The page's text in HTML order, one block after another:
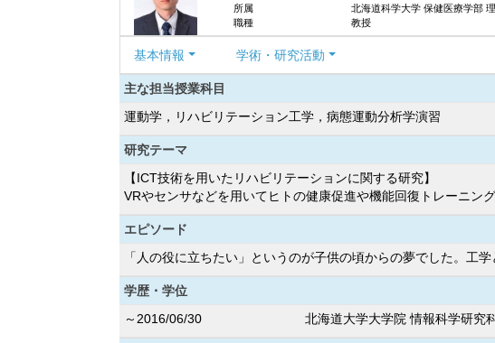
所属
北海道科学大学 保健医療学部
職種
教授
基本情報 学術・研究活動
主な担当授業科目
運動学，リハビリテーション工学，病態運動分析学演習
研究テーマ
【ICT技術を用いたリハビリテーションに関する研究】
VRやセンサなどを用いてヒトの健康促進や機能回復トレーニン
エピソード
「人の役に立ちたい」というのが子供の頃からの夢でした。工
学歴・学位
～2016/06/30
北海道大学大学院 情報科学研究